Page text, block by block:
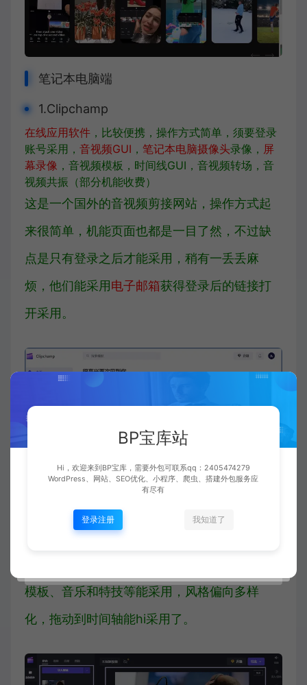
笔记本电脑端
1.Clipchamp
在线应用软件 ，比较便携，操作方式简单，须要登录
账号采用， 音视频GUI ， 笔记本电脑摄像头录像， 屏
幕录像 ，音视频模板，时间线GUI，音视频转场，音
视频共振（部分机能收费）
这是一个国外的音视频剪接网站，操作方式起
来很简单，机能页面也都是一目了然，不过缺
点是只有登录之后才能采用，稍有一丢丢麻
烦，他们能采用电子邮箱获得登录后的链接打
开采用。
音视频剪接页面分为了素材区、音视频预览区
模板、音乐和特技等能采用，风格偏向多样
化，拖动到时间轴能hi采用了。
BP宝库站
Hi，欢迎来到BP宝库，需要外包可联系qq：2405474279
WordPress、网站、SEO优化、小程序、爬虫、搭建外包服务应
有尽有
登录注册 我知道了